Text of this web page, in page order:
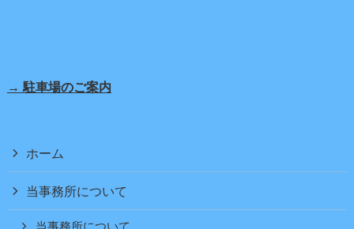
→ 駐車場のご案内
ホーム
当事務所について
当事務所について